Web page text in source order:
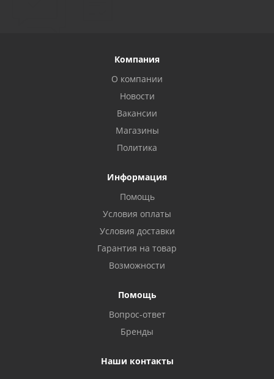
Компания
О компании
Новости
Вакансии
Магазины
Политика
Информация
Помощь
Условия оплаты
Условия доставки
Гарантия на товар
Возможности
Помощь
Вопрос-ответ
Бренды
Наши контакты